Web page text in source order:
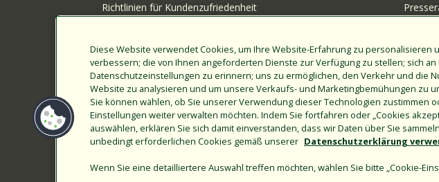
Richtlinien für Kundenzufriedenheit
Cookie-Richtlinie
Rain Bird-Datenschutzhinweis für Einwohner von
Kalifornien
Neue Produktideen einreichen
Nutzungsbedingungen
Kalifornisches Gesetz zur Transparenz
Word
Diese Website verwendet Cookies, um Ihre Website-Erfahrung zu personalisieren
verbessern; die von Ihnen angeforderten Dienste zur Verfügung zu stellen; sich an
Datenschutzeinstellungen zu erinnern; uns zu ermöglichen, den Verkehr und die
Website zu analysieren und um unsere Verkaufs- und Marketingbemühungen zu
Sie können wählen, ob Sie unserer Verwendung dieser Technologien zustimmen
Einstellungen weiter verwalten möchten. Indem Sie fortfahren oder „Cookies
auswählen, erklären Sie sich damit einverstanden, dass wir Daten über Sie
unbedingt erforderlichen Cookies gemäß unserer Datenschutzerklärung
Wenn Sie eine detailliertere Auswahl treffen möchten, wählen Sie bitte „Cookie-